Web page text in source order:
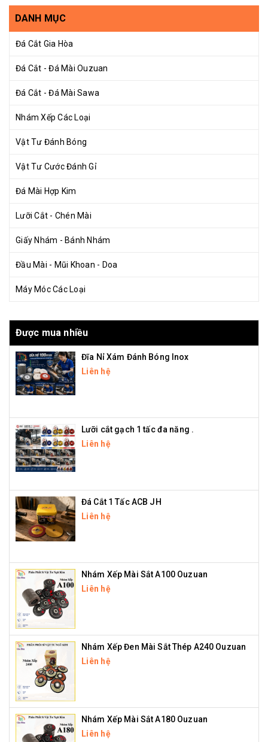
DANH MỤC
Đá Cắt Gia Hòa
Đá Cắt - Đá Mài Ouzuan
Đá Cắt - Đá Mài Sawa
Nhám Xếp Các Loại
Vật Tư Đánh Bóng
Vật Tư Cước Đánh Gỉ
Đá Mài Hợp Kim
Lưỡi Cắt - Chén Mài
Giấy Nhám - Bánh Nhám
Đầu Mài - Mũi Khoan - Doa
Máy Móc Các Loại
Được mua nhiều
Đĩa Nỉ Xám Đánh Bóng Inox
Liên hệ
Lưỡi cắt gạch 1 tấc đa năng .
Liên hệ
Đá Cắt 1 Tấc ACB JH
Liên hệ
Nhám Xếp Mài Sắt A100 Ouzuan
Liên hệ
Nhám Xếp Đen Mài Sắt Thép A240 Ouzuan
Liên hệ
Nhám Xếp Mài Sắt A180 Ouzuan
Liên hệ